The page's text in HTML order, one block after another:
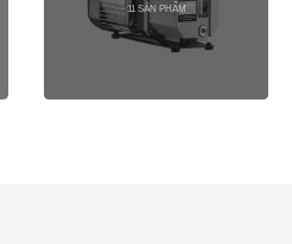
11 SẢN PHẨM